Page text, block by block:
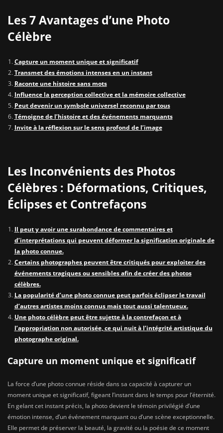
Les 7 Avantages d’une Photo
Célèbre
Capture un moment unique et significatif
Transmet des émotions intenses en un instant
Raconte une histoire sans mots
Influence la perception collective et la mémoire collective
Peut devenir un symbole universel reconnu par tous
Témoigne de l’histoire et des événements marquants
Invite à la réflexion sur le sens profond de l’image
Les Inconvénients des Photos
Célèbres : Déformations, Critiques,
Éclipses et Contrefaçons
Il peut y avoir une surabondance de commentaires et
d’interprétations qui peuvent déformer la signification originale de
la photo connue.
Certains photographes peuvent être critiqués pour exploiter des
événements tragiques ou sensibles afin de créer des photos
célèbres.
La popularité d’une photo connue peut parfois éclipser le travail
d’autres artistes moins connus mais tout aussi talentueux.
Une photo célèbre peut être sujette à la contrefaçon et à
l’appropriation non autorisée, ce qui nuit à l’intégrité artistique du
photographe original.
Capture un moment unique et significatif
La force d’une photo connue réside dans sa capacité à capturer un
moment unique et significatif, figeant l’instant dans le temps pour l’éternité.
En gelant cet instant précis, la photo devient le témoin privilégié d’une
émotion intense, d’un événement marquant ou d’une scène exceptionnelle.
Elle permet de préserver la beauté, la gravité ou la poésie de ce moment